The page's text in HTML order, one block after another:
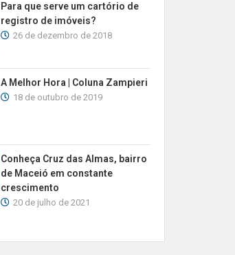
Para que serve um cartório de
registro de imóveis?
26 de dezembro de 2018
A Melhor Hora | Coluna Zampieri
18 de outubro de 2019
Conheça Cruz das Almas, bairro
de Maceió em constante
crescimento
20 de julho de 2021